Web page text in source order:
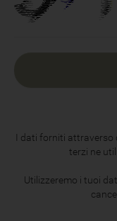
I dati forniti
terzi ne
Utilizzeremo i tuoi